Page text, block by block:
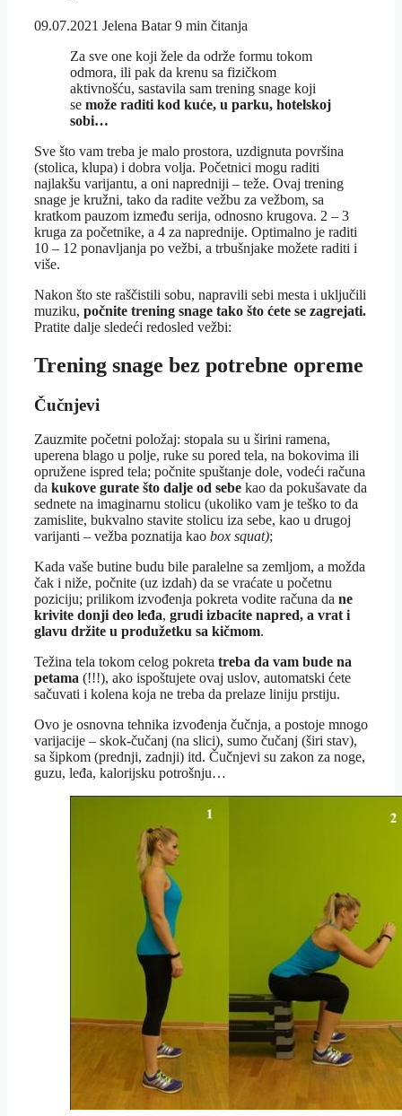
09.07.2021 Jelena Batar 9 min čitanja
Za sve one koji žele da održe formu tokom
odmora, ili pak da krenu sa fizičkom
aktivnošću, sastavila sam trening snage koji
se može raditi kod kuće, u parku, hotelskoj
sobi…
Sve što vam treba je malo prostora, uzdignuta površina
(stolica, klupa) i dobra volja. Početnici mogu raditi
najlakšu varijantu, a oni napredniji – teže. Ovaj trening
snage je kružni, tako da radite vežbu za vežbom, sa
kratkom pauzom između serija, odnosno krugova. 2 – 3
kruga za početnike, a 4 za naprednije. Optimalno je raditi
10 – 12 ponavljanja po vežbi, a trbušnjake možete raditi i
više.
Nakon što ste raščistili sobu, napravili sebi mesta i uključili
muziku, počnite trening snage tako što ćete se zagrejati.
Pratite dalje sledeći redosled vežbi:
Trening snage bez potrebne opreme
Čučnjevi
Zauzmite početni položaj: stopala su u širini ramena,
uperena blago u polje, ruke su pored tela, na bokovima ili
opružene ispred tela; počnite spuštanje dole, vodeći računa
da kukove gurate što dalje od sebe kao da pokušavate da
sednete na imaginarnu stolicu (ukoliko vam je teško to da
zamislite, bukvalno stavite stolicu iza sebe, kao u drugoj
varijanti – vežba poznatija kao box squat);
Kada vaše butine budu bile paralelne sa zemljom, a možda
čak i niže, počnite (uz izdah) da se vraćate u početnu
poziciju; prilikom izvođenja pokreta vodite računa da ne
krivite donji deo leđa, grudi izbacite napred, a vrat i
glavu držite u produžetku sa kičmom.
Težina tela tokom celog pokreta treba da vam bude na
petama (!!!), ako ispoštujete ovaj uslov, automatski ćete
sačuvati i kolena koja ne treba da prelaze liniju prstiju.
Ovo je osnovna tehnika izvođenja čučnja, a postoje mnogo
varijacije – skok-čučanj (na slici), sumo čučanj (širi stav),
sa šipkom (prednji, zadnji) itd. Čučnjevi su zakon za noge,
guzu, leđa, kalorijsku potrošnju…